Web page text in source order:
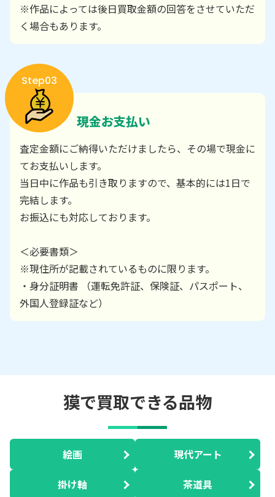
※作品によっては後日買取金額の回答をさせていただ
く場合もあります。
Step03
現金お支払い
査定金額にご納得いただけましたら、その場で現金に
てお支払いします。
当日中に作品も引き取りますので、基本的には1日で
完結します。
お振込にも対応しております。
＜必要書類＞
※現住所が記載されているものに限ります。
・身分証明書 （運転免許証、保険証、パスポート、
外国人登録証など）
獏で買取できる品物
絵画 現代アート
掛け軸 茶道具